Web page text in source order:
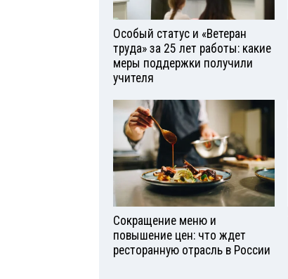
Особый статус и «Ветеран
труда» за 25 лет работы: какие
меры поддержки получили
учителя
Сокращение меню и
повышение цен: что ждет
ресторанную отрасль в России